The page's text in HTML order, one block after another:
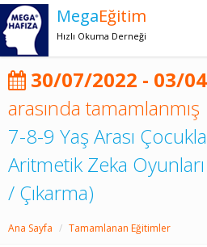
MegaEğitim
Hızlı Okuma Derneği
30/07/2022 - 03/
arasında tamamlanmış
7-8-9 Yaş Arası
Aritmetik Zeka
/ Çıkarma)
Ana Sayfa Tamamlanan Eğitimler